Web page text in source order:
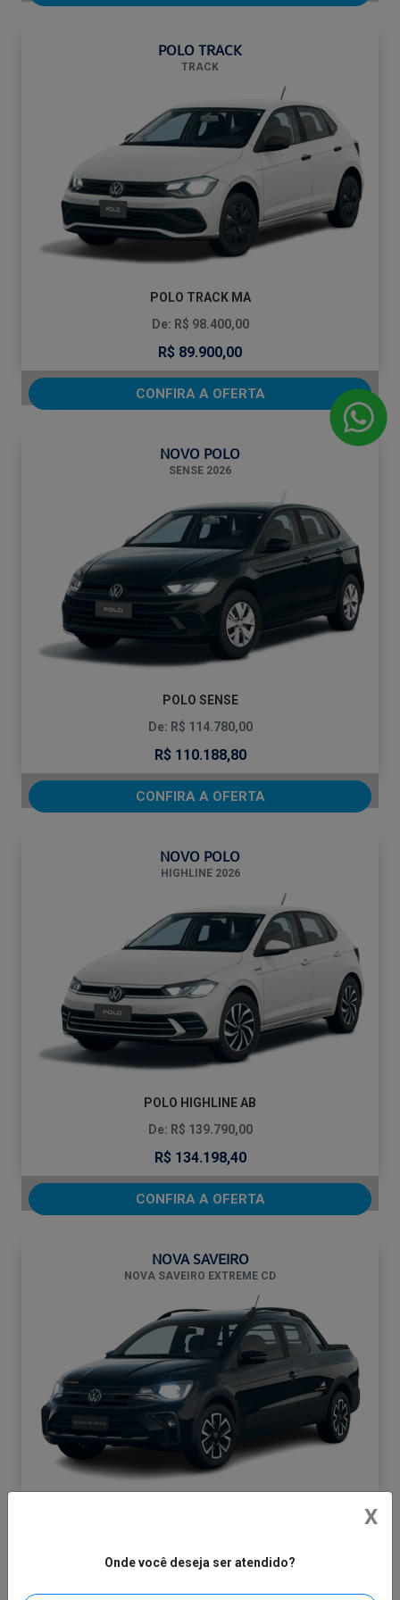
POLO TRACK
TRACK
POLO TRACK MA
De: R$ 98.400,00
R$ 89.900,00
CONFIRA A OFERTA
NOVO POLO
SENSE 2026
POLO SENSE
De: R$ 114.780,00
R$ 110.188,80
CONFIRA A OFERTA
NOVO POLO
HIGHLINE 2026
POLO HIGHLINE AB
De: R$ 139.790,00
R$ 134.198,40
CONFIRA A OFERTA
NOVA SAVEIRO
NOVA SAVEIRO EXTREME CD
R$ 118.900,00
X
Onde você deseja ser atendido?